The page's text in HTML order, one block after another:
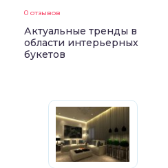
0 отзывов
Актуальные тренды в
области интерьерных
букетов